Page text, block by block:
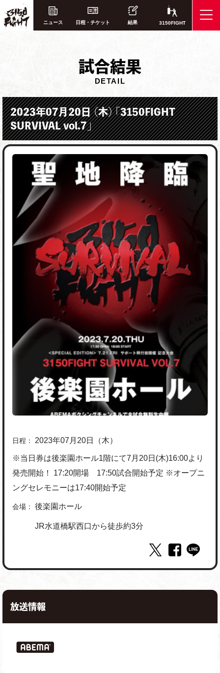
ニュース 日程・チケット 結果 3150FIGHT
試合結果
DETAIL
2023年07月20日 （木） 「3150FIGHT
SURVIVAL vol.7」
日程： 2023年07月20日（木）
※当日券は後楽園ホール1階にて7月20日(木)16:00より
発売開始！ 17:20開場 17:50試合開始予定 ※オープニ
ングセレモニーは17:40開始予定
会場： 後楽園ホール
JR水道橋駅西口から徒歩約3分
放送情報